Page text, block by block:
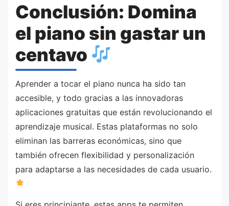
Conclusión: Domina
el piano sin gastar un
centavo
Aprender a tocar el piano nunca ha sido tan
accesible, y todo gracias a las innovadoras
aplicaciones gratuitas que están revolucionando el
aprendizaje musical. Estas plataformas no solo
eliminan las barreras económicas, sino que
también ofrecen flexibilidad y personalización
para adaptarse a las necesidades de cada usuario.